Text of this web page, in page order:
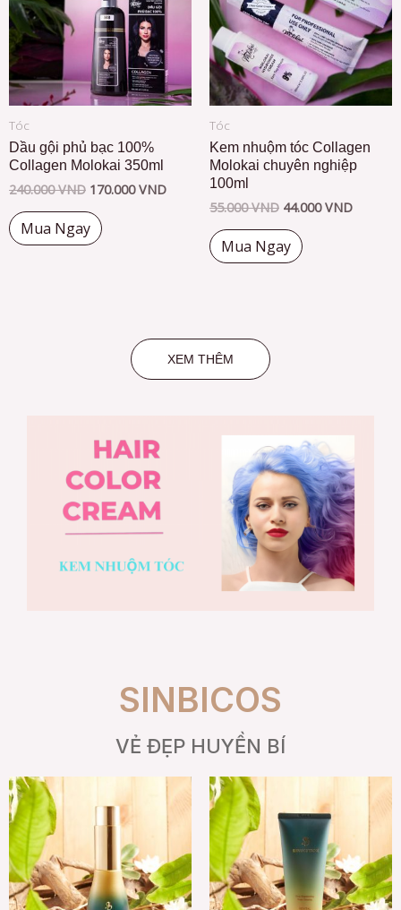
Tóc
Dầu gội phủ bạc 100%
Collagen Molokai 350ml
240.000VND 170.000VND
Mua Ngay
Tóc
Kem nhuộm tóc Collagen
Molokai chuyên nghiệp
100ml
55.000VND 44.000VND
Mua Ngay
XEM THÊM
SINBICOS
VẺ ĐẸP HUYỀN BÍ